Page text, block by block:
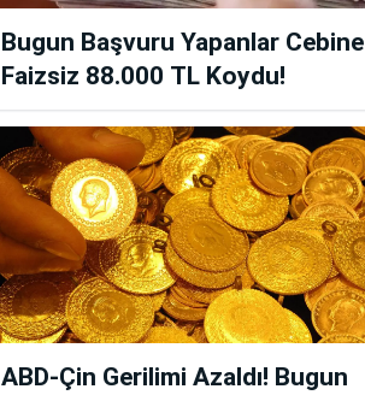
Bugun Başvuru Yapanlar Cebine
Faizsiz 88.000 TL Koydu!
ABD-Çin Gerilimi Azaldı! Bugun